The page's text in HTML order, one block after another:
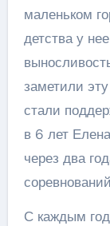
маленьком
детства у
заметили
стали
в 6 лет
через два
С каждым